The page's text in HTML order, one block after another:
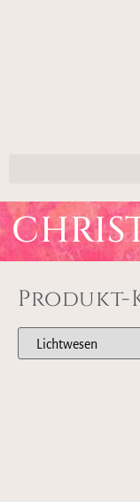
Produkt-